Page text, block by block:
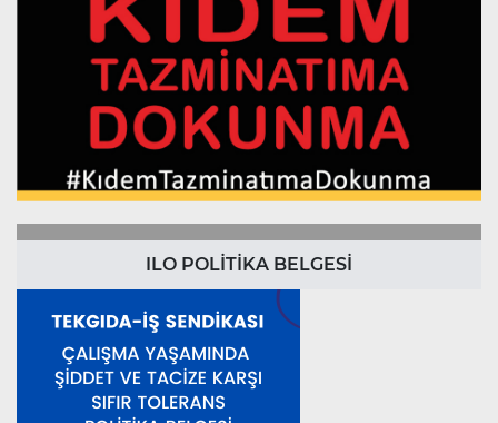
ILO POLİTİKA BELGESİ